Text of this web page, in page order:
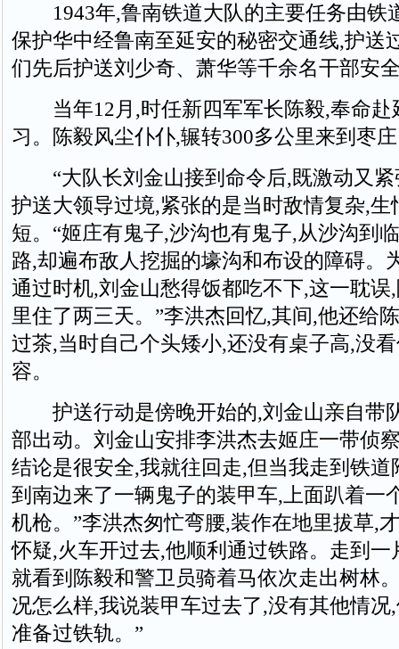
1943年,鲁南铁道大队的主要任务由铁
保护华中经鲁南至延安的秘密交通线,护送
们先后护送刘少奇、萧华等千余名干部安
当年12月,时任新四军军长陈毅,奉命赴
习。陈毅风尘仆仆,辗转300多公里来到枣
“大队长刘金山接到命令后,既激动又紧
护送大领导过境,紧张的是当时敌情复杂,生
短。“姬庄有鬼子,沙沟也有鬼子,从沙沟到
路,却遍布敌人挖掘的壕沟和布设的障碍。
通过时机,刘金山愁得饭都吃不下,这一耽误
里住了两三天。”李洪杰回忆,其间,他还给
过茶,当时自己个头矮小,还没有桌子高,没
容。
护送行动是傍晚开始的,刘金山亲自带
部出动。刘金山安排李洪杰去姬庄一带侦
结论是很安全,我就往回走,但当我走到铁道
到南边来了一辆鬼子的装甲车,上面趴着一
机枪。”李洪杰匆忙弯腰,装作在地里拔草,
怀疑,火车开过去,他顺利通过铁路。走到一
就看到陈毅和警卫员骑着马依次走出树林
况怎么样,我说装甲车过去了,没有其他情况
准备过铁轨。”